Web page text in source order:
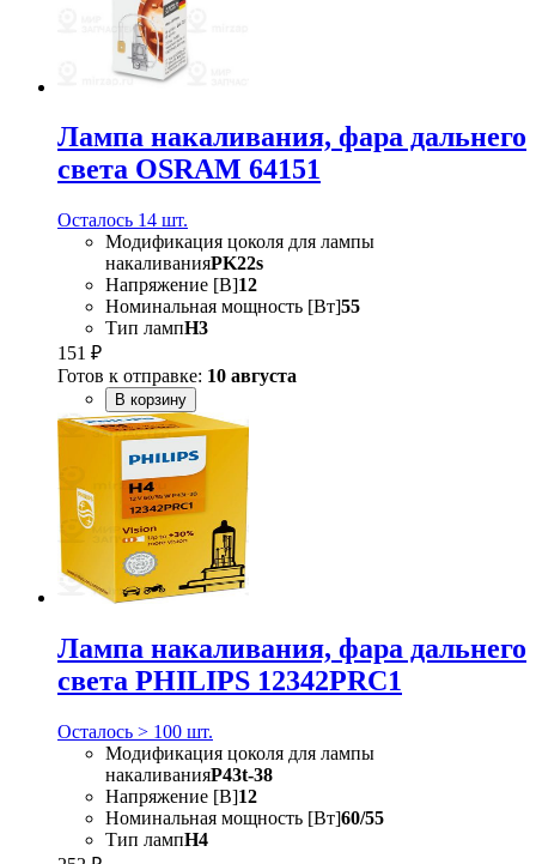
Лампа накаливания, фара дальнего
света OSRAM 64151
Осталось 14 шт.
Модификация цоколя для лампы
накаливанияPK22s
Напряжение [В]12
Номинальная мощность [Вт]55
Тип лампH3
151 ₽
Готов к отправке: 10 августа
В корзину
Лампа накаливания, фара дальнего
света PHILIPS 12342PRC1
Осталось > 100 шт.
Модификация цоколя для лампы
накаливанияP43t-38
Напряжение [В]12
Номинальная мощность [Вт]60/55
Тип лампH4